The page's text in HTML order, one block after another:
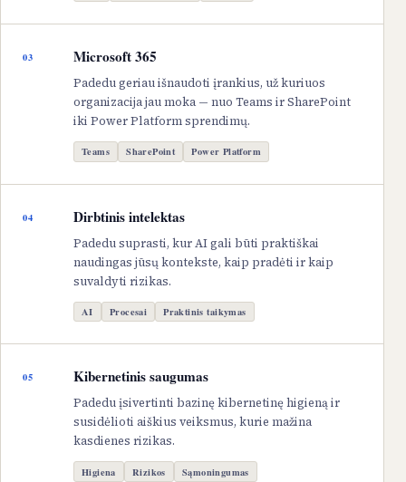
03 Microsoft 365
Padedu geriau išnaudoti įrankius, už kuriuos
organizacija jau moka — nuo Teams ir SharePoint
iki Power Platform sprendimų.
Teams SharePoint Power Platform
04 Dirbtinis intelektas
Padedu suprasti, kur AI gali būti praktiškai
naudingas jūsų kontekste, kaip pradėti ir kaip
suvaldyti rizikas.
AI Procesai Praktinis taikymas
05 Kibernetinis saugumas
Padedu įsivertinti bazinę kibernetinę higieną ir
susidėlioti aiškius veiksmus, kurie mažina
kasdienes rizikas.
Higiena Rizikos Sąmoningumas